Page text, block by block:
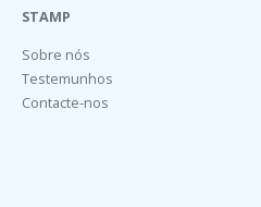
STAMP
Sobre nós
Testemunhos
Contacte-nos